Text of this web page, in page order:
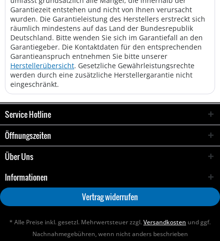
Garantiezeit entstehen und nicht von Ihnen verursacht
wurden. Die Garantieleistung des Herstellers erstreckt sich
räumlich mindestens auf das Land der Bundesrepublik
Deutschland. Bitte wenden Sie sich im Garantiefall an den
Garantiegeber. Die Kontaktdaten für den entsprechenden
Garantieanspruch entnehmen Sie bitte unserer
Herstellerübersicht. Gesetzliche Gewährleistungsrechte
werden durch eine zusätzliche Herstellergarantie nicht
eingeschränkt.
Service Hotline
Öffnungszeiten
Über Uns
Informationen
Vertrag widerrufen
* Alle Preise inkl. gesetzl. Mehrwertsteuer zzgl.Versandkosten und ggf.
Nachnahmegebühren, wenn nicht anders beschrieben